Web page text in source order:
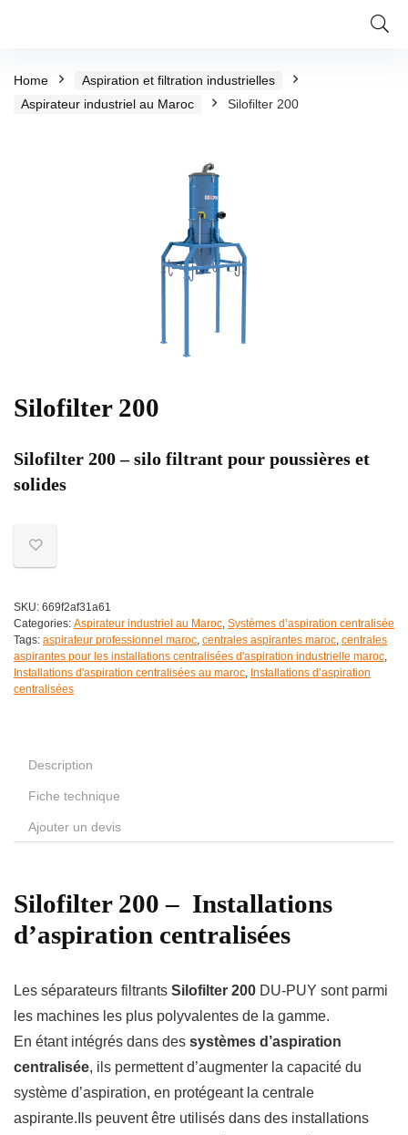
Home
Aspiration et filtration industrielles
Aspirateur industriel au Maroc
Silofilter 200
Silofilter 200
Silofilter 200 – silo filtrant pour poussières et
solides
SKU: 669f2af31a61
Categories: Aspirateur industriel au Maroc, Systèmes d’aspiration centralisée
Tags: aspirateur professionnel maroc, centrales aspirantes maroc, centrales
aspirantes pour les installations centralisées d'aspiration industrielle maroc,
Installations d'aspiration centralisées au maroc, Installations d’aspiration
centralisées
Description
Fiche technique
Ajouter un devis
Silofilter 200 – Installations
d’aspiration centralisées
Les séparateurs filtrants Silofilter 200 DU-PUY sont parmi
les machines les plus polyvalentes de la gamme.
En étant intégrés dans des systèmes d’aspiration
centralisée, ils permettent d’augmenter la capacité du
système d’aspiration, en protégeant la centrale
aspirante.Ils peuvent être utilisés dans des installations